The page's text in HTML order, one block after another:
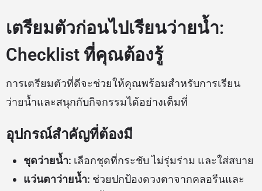
เตรียมตัวก่อนไปเรียนว่ายน้ำ:
Checklist ที่คุณต้องรู้
การเตรียมตัวที่ดีจะช่วยให้คุณพร้อมสำหรับการเรียน
ว่ายน้ำและสนุกกับกิจกรรมได้อย่างเต็มที่
อุปกรณ์สำคัญที่ต้องมี
ชุดว่ายน้ำ: เลือกชุดที่กระชับ ไม่รุ่มร่าม และใส่สบาย
แว่นตาว่ายน้ำ: ช่วยปกป้องดวงตาจากคลอรีนและ